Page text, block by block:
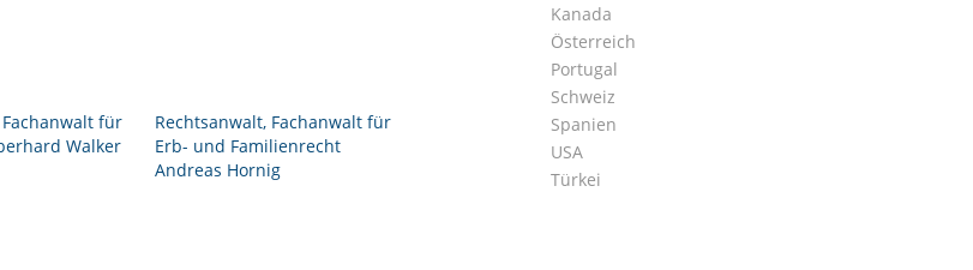
für
Walker
Rechtsanwalt, Fachanwalt für
Erb- und Familienrecht
Andreas Hornig
Kanada
Österreich
Portugal
Schweiz
Spanien
USA
Türkei